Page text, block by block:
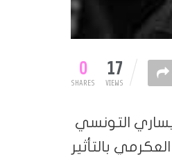
0
SHARES 17
VIEWS
التونسي
بالتأثير